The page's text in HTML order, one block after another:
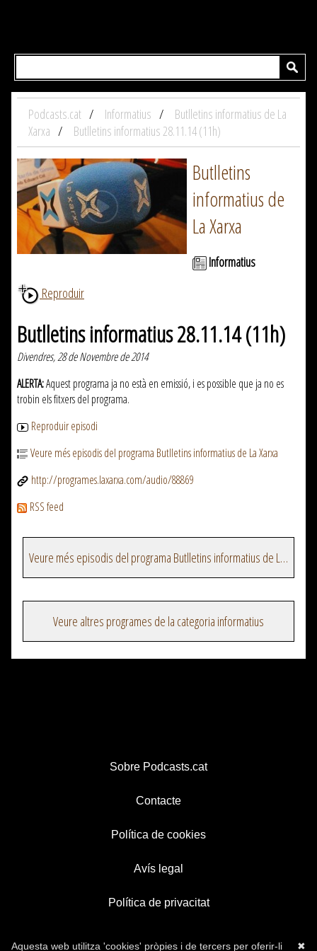
Podcasts.cat Informatius
Butlletins informatius de La
Xarxa
Butlletins informatius 28.11.14 (11h)
Butlletins
informatius de
La Xarxa
Informatius
Reproduir
Butlletins informatius 28.11.14 (11h)
Divendres, 28 de Novembre de 2014
ALERTA:Aquest programa ja no està en emissió, i es possible que ja no es
trobin els fitxers del programa.
Reproduir episodi
Veure més episodis del programa Butlletins informatius de La Xarxa
http://programes.laxarxa.com/audio/88869
RSS feed
Veure més episodis del programa Butlletins informatius de La Xarxa
Veure altres programes de la categoria informatius
Sobre Podcasts.cat
Contacte
Política de cookies
Avís legal
Política de privacitat
✖
Aquesta web utilitza 'cookies' pròpies i de tercers per oferir-li